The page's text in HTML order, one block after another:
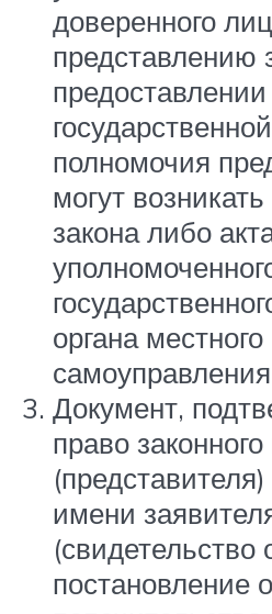
доверенного
представлению
предоставлении
полномочия
могут
закона либо
органа местного
Документ,
право
имени
(свидетельство
постановление